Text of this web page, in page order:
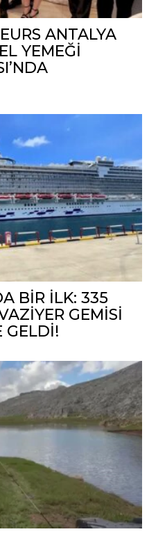
ANTALYA
YEMEĞİ
BİR İLK: 335
GEMİSİ
GELDİ!